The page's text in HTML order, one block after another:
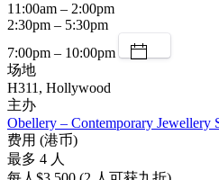
11:00am – 2:00pm
2:30pm – 5:30pm
7:00pm – 10:00pm
场地
H311, Hollywood
主办
Obellery – Contemporary Jewellery
费用 (港币)
最多 4 人